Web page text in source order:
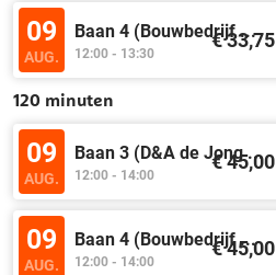
09
AUG.
Baan 4 (Bouwbedrijf...
12:00 - 13:30
€ 33,75
120 minuten
09
AUG.
Baan 3 (D&A de Jong...
12:00 - 14:00
€ 45,00
09
AUG.
Baan 4 (Bouwbedrijf...
12:00 - 14:00
€ 45,00